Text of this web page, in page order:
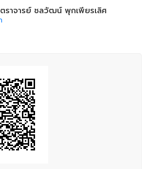
ราจารย์ ชลวัฒน์ พุกเพียรเลิศ